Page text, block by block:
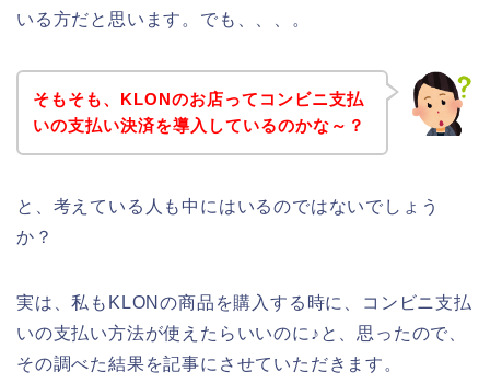
いる方だと思います。でも、、、。
そもそも、KLONのお店ってコンビニ支払
いの支払い決済を導入しているのかな～？
と、考えている人も中にはいるのではないでしょう
か？
実は、私もKLONの商品を購入する時に、コンビニ支払
いの支払い方法が使えたらいいのに♪と、思ったので、
その調べた結果を記事にさせていただきます。